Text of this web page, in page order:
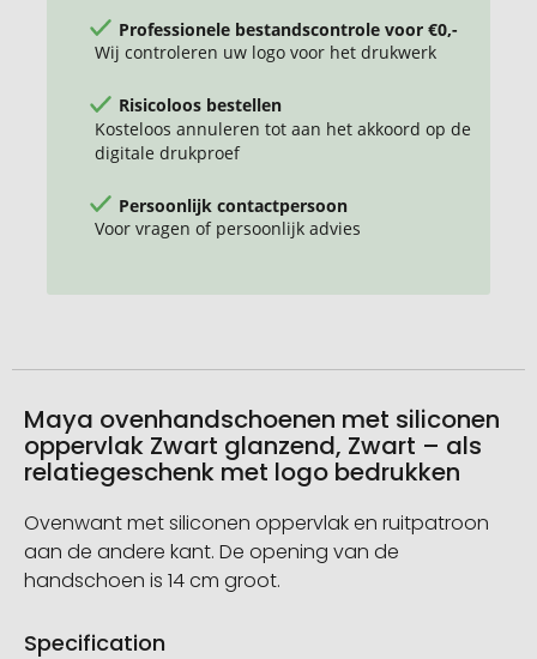
Professionele bestandscontrole voor €0,-
Wij controleren uw logo voor het drukwerk
Risicoloos bestellen
Kosteloos annuleren tot aan het akkoord op de
digitale drukproef
Persoonlijk contactpersoon
Voor vragen of persoonlijk advies
Maya ovenhandschoenen met siliconen
oppervlak Zwart glanzend, Zwart – als
relatiegeschenk met logo bedrukken
Ovenwant met siliconen oppervlak en ruitpatroon
aan de andere kant. De opening van de
handschoen is 14 cm groot.
Specification